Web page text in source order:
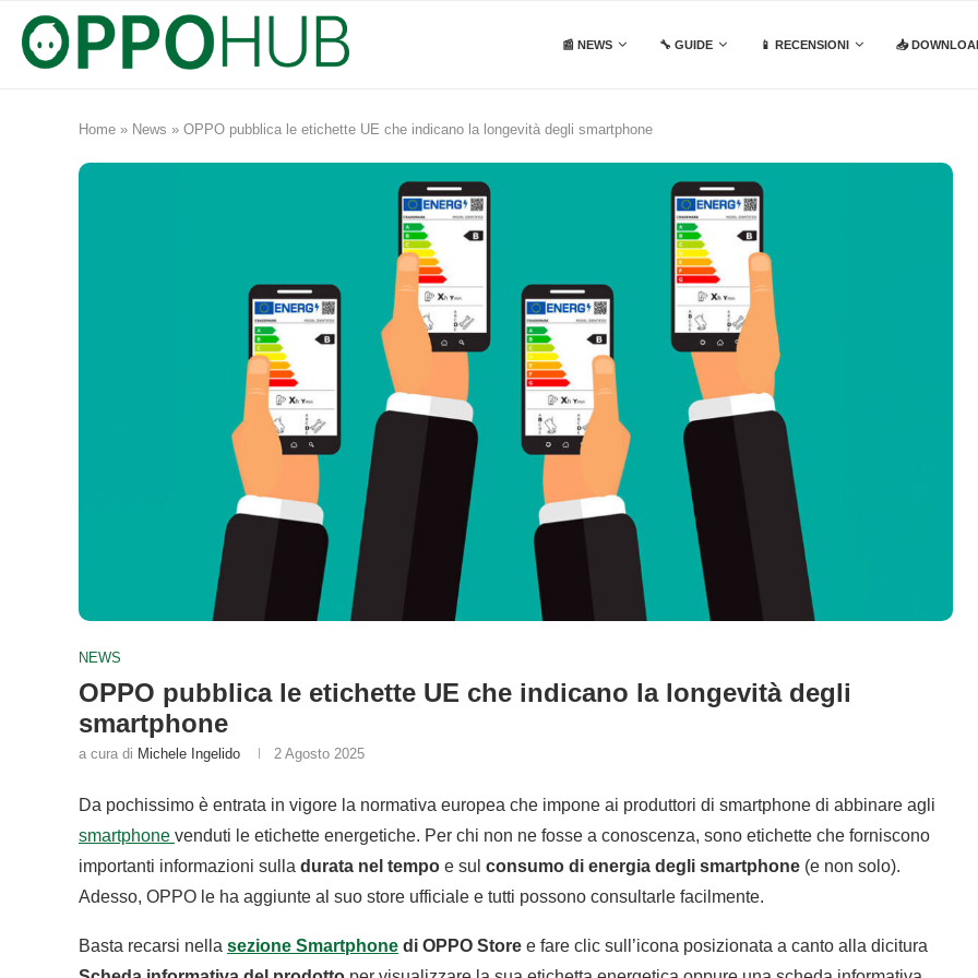
📰 NEWS 🔧 GUIDE 📱 RECENSIONI 📥
Home » News » OPPO pubblica le etichette UE che indicano la longevità degli smartphone
NEWS
OPPO pubblica le etichette UE che indicano la longevità degli
smartphone
a cura di Michele Ingelido 2 Agosto 2025
Da pochissimo è entrata in vigore la normativa europea che impone ai produttori di smartphone di abbinare agli
smartphone venduti le etichette energetiche. Per chi non ne fosse a conoscenza, sono etichette che forniscono
importanti informazioni sulla durata nel tempo e sul consumo di energia degli smartphone (e non solo).
Adesso, OPPO le ha aggiunte al suo store ufficiale e tutti possono consultarle facilmente.
Basta recarsi nella sezione Smartphone di OPPO Store e fare clic sull’icona posizionata a canto alla dicitura